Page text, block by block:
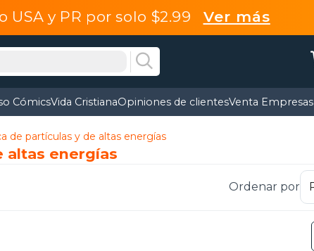
USA y PR por solo $2.99 Ver más
CómicsVida CristianaOpiniones de clientesVenta Empresas
de partículas y de altas energías
altas energías
Ordenar por